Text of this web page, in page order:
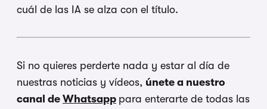
cuál de las IA se alza con el título.
Si no quieres perderte nada y estar al día de
nuestras noticias y vídeos, únete a nuestro
canal de Whatsapp para enterarte de todas las